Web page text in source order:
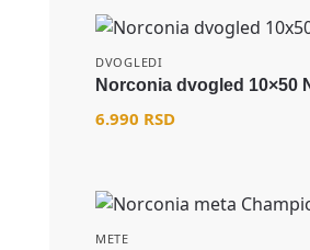
DVOGLEDI
Norconia dvogled 10×50
6.990 RSD
METE